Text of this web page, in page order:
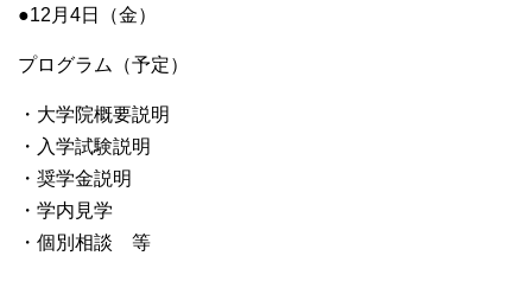
●12月4日（金）
プログラム（予定）
・大学院概要説明
・入学試験説明
・奨学金説明
・学内見学
・個別相談 等